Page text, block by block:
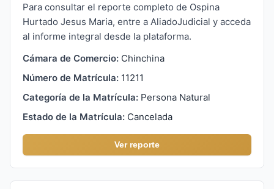
Para consultar el reporte completo de Ospina
Hurtado Jesus Maria, entre a AliadoJudicial y acceda
al informe integral desde la plataforma.
Cámara de Comercio: Chinchina
Número de Matrícula: 11211
Categoría de la Matrícula: Persona Natural
Estado de la Matrícula: Cancelada
Ver reporte